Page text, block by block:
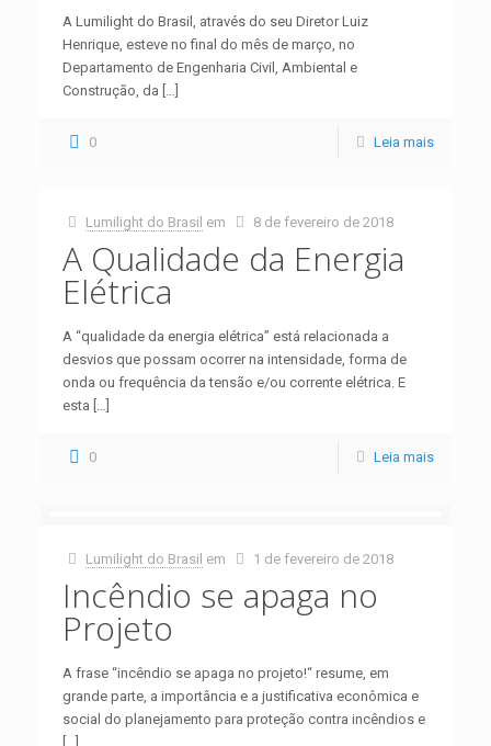
A Lumilight do Brasil, através do seu Diretor Luiz
Henrique, esteve no final do mês de março, no
Departamento de Engenharia Civil, Ambiental e
Construção, da […]
0 Leia mais
Lumilight do Brasil em 8 de fevereiro de 2018
A Qualidade da Energia
Elétrica
A “qualidade da energia elétrica” está relacionada a
desvios que possam ocorrer na intensidade, forma de
onda ou frequência da tensão e/ou corrente elétrica. E
esta […]
0 Leia mais
Lumilight do Brasil em 1 de fevereiro de 2018
Incêndio se apaga no
Projeto
A frase “incêndio se apaga no projeto!“ resume, em
grande parte, a importância e a justificativa econômica e
social do planejamento para proteção contra incêndios e